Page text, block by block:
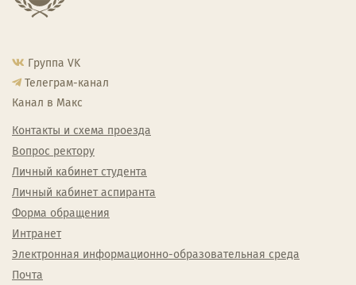
Группа VK
Телеграм-канал
Канал в Макс
Контакты и схема проезда
Вопрос ректору
Личный кабинет студента
Личный кабинет аспиранта
Форма обращения
Интранет
Электронная информационно-образовательная среда
Почта